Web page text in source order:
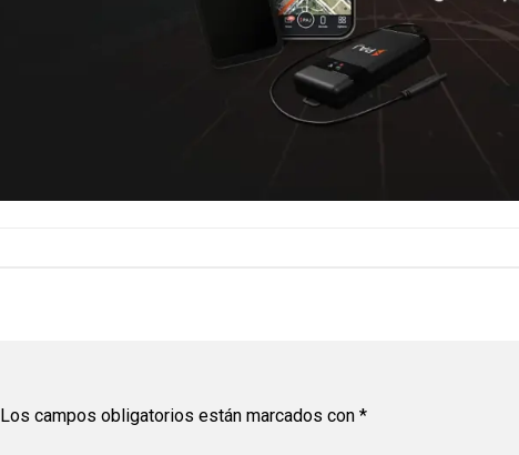
Los campos obligatorios están marcados con *